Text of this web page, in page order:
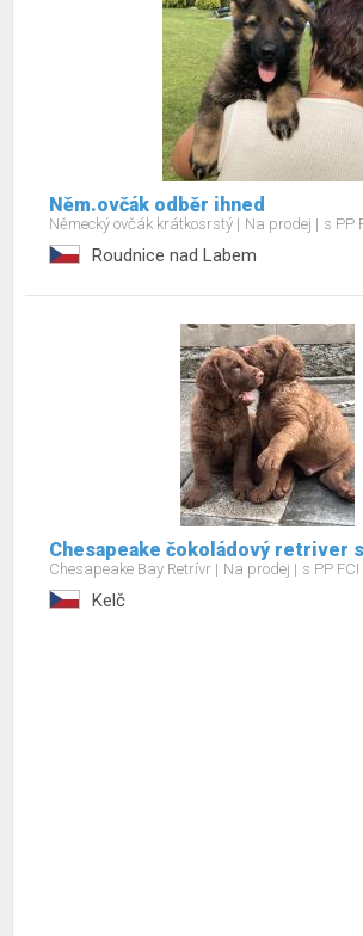
Něm.ovčák odběr ihned
Německý ovčák krátkosrstý Na prodej s PP
Roudnice nad Labem
Chesapeake čokoládový retriver
Chesapeake Bay Retrívr Na prodej s PP FCI
Kelč